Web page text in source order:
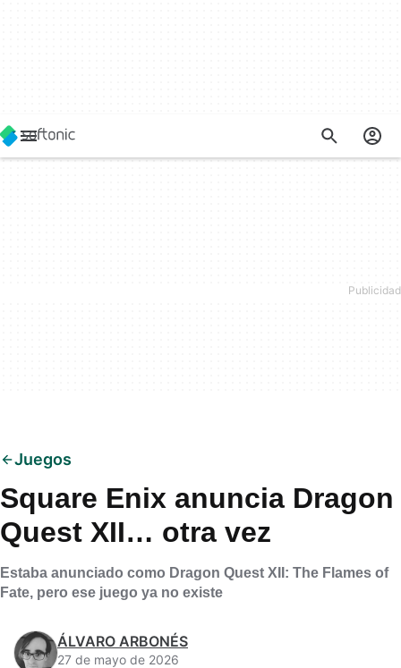
Juegos
Square Enix anuncia Dragon
Quest XII… otra vez
Estaba anunciado como Dragon Quest XII: The Flames of
Fate, pero ese juego ya no existe
ÁLVARO ARBONÉS
27 de mayo de 2026